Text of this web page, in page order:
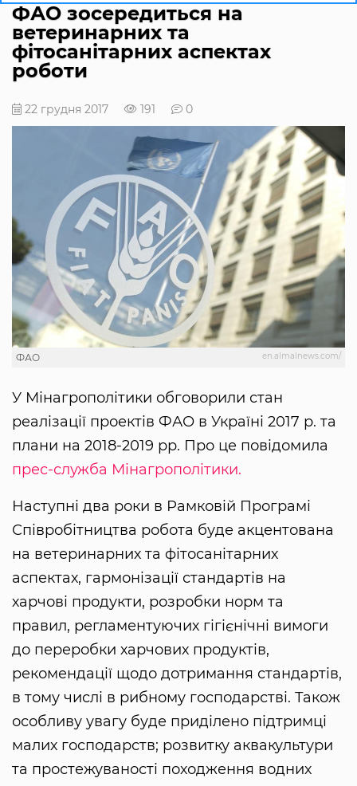
ФАО зосередиться на
ветеринарних та
фітосанітарних аспектах
роботи
22 грудня 2017 191 0
en.almalnews.com/
ФАО
У Мінагрополітики обговорили стан
реалізації проектів ФАО в Україні 2017 р. та
плани на 2018-2019 рр. Про це повідомила
прес-служба Мінагрополітики.
Наступні два роки в Рамковій Програмі
Співробітництва робота буде акцентована
на ветеринарних та фітосанітарних
аспектах, гармонізації стандартів на
харчові продукти, розробки норм та
правил, регламентуючих гігієнічні вимоги
до переробки харчових продуктів,
рекомендації щодо дотримання стандартів,
в тому числі в рибному господарстві. Також
особливу увагу буде приділено підтримці
малих господарств; розвитку аквакультури
та простежуваності походження водних